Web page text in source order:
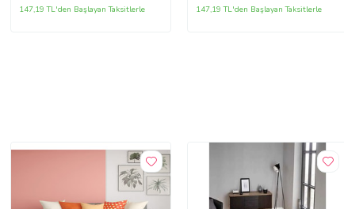
147,19 TL'den Başlayan Taksitlerle 147,19 TL'den Başlayan Taksitlerle